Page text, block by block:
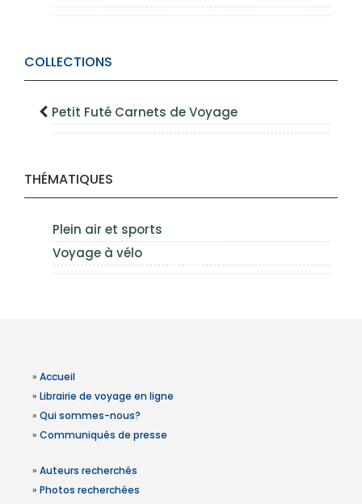
COLLECTIONS
Petit Futé Carnets de Voyage
THÉMATIQUES
Plein air et sports
Voyage à vélo
» Accueil
» Librairie de voyage en ligne
» Qui sommes-nous?
» Communiqués de presse
» Auteurs recherchés
» Photos recherchées